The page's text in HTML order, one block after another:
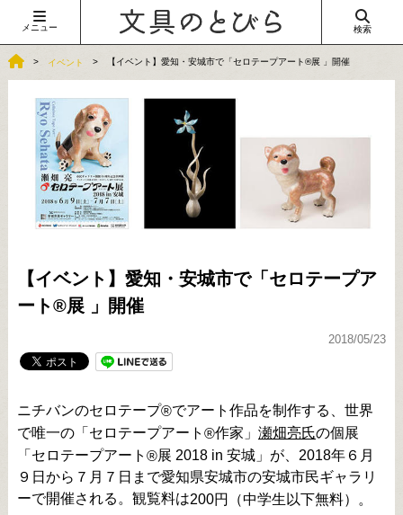
メニュー 検索
イベント 【イベント】愛知・安城市で「セロテープアート®展 」開催
【イベント】愛知・安城市で「セロテープア
ート®展 」開催
2018/05/23
ニチバンのセロテープ®でアート作品を制作する、世界
で唯一の「セロテープアート ®作家」 瀬畑亮氏の個展
「セロテープアート ®展 2018 in 安城」が、2018年６月
９日から７月７日まで愛知県安城市の安城市民ギャラリ
ーで開催される。観覧料は200円（中学生以下無料）。